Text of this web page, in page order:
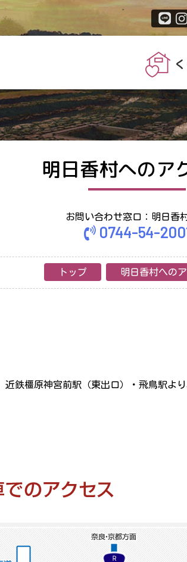
明日香村へのア
お問い合わせ窓口：明日香
0744-54-
トップ 明日香村への
鉄橿原神宮前駅（東出口）・飛鳥駅よ